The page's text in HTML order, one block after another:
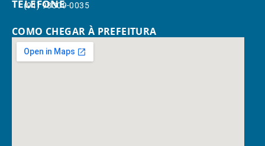
TELEFONE
(91) 98309-0035
COMO CHEGAR À PREFEITURA